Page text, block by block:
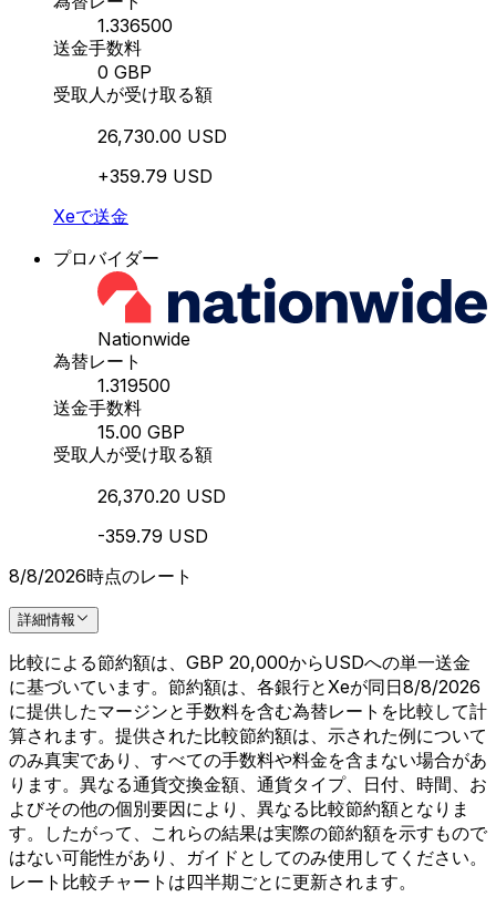
1.336500
送金手数料
0 GBP
受取人が受け取る額
26,730.00 USD
+359.79 USD
Xeで送金
プロバイダー
Nationwide
為替レート
1.319500
送金手数料
15.00 GBP
受取人が受け取る額
26,370.20 USD
-359.79 USD
8/8/2026時点のレート
詳細情報
比較による節約額は、GBP 20,000からUSDへの単一送金
に基づいています。節約額は、各銀行とXeが同日8/8/2026
に提供したマージンと手数料を含む為替レートを比較して計
算されます。提供された比較節約額は、示された例について
のみ真実であり、すべての手数料や料金を含まない場合があ
ります。異なる通貨交換金額、通貨タイプ、日付、時間、お
よびその他の個別要因により、異なる比較節約額となりま
す。したがって、これらの結果は実際の節約額を示すもので
はない可能性があり、ガイドとしてのみ使用してください。
レート比較チャートは四半期ごとに更新されます。